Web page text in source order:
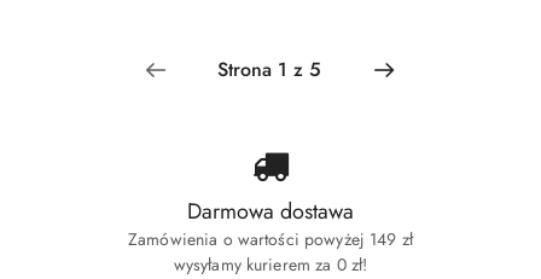
Darmowa dostawa
Zamówienia o wartości powyżej 149 zł
wysyłamy kurierem za 0 zł!